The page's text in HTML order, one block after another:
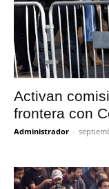
Activan
frontera con
Administrador -